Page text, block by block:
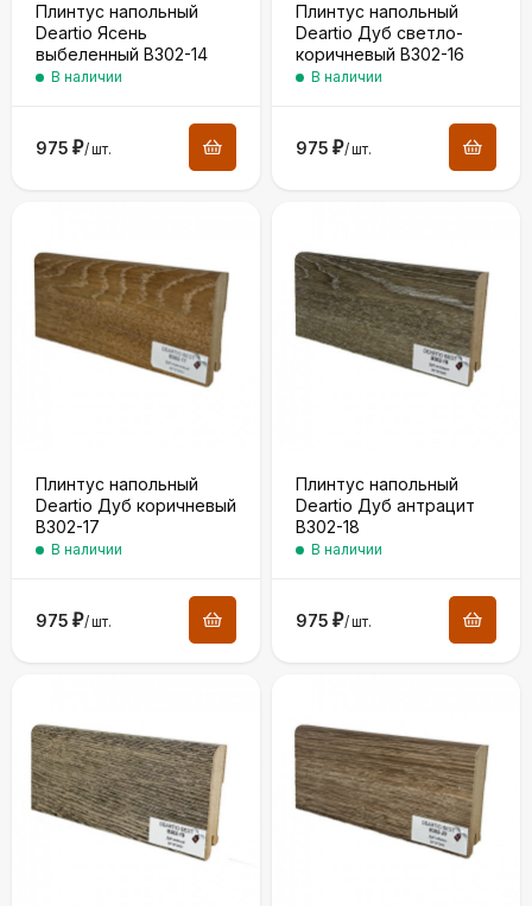
Плинтус напольный
Deartio Ясень
выбеленный B302-14
В наличии
975 ₽/шт.
Плинтус напольный
Deartio Дуб светло-
коричневый B302-16
В наличии
975 ₽/шт.
Плинтус напольный
Deartio Дуб коричневый
B302-17
В наличии
975 ₽/шт.
Плинтус напольный
Deartio Дуб антрацит
B302-18
В наличии
975 ₽/шт.